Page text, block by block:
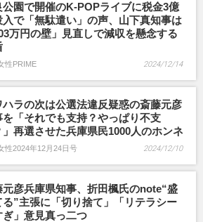
公園で開催のK-POPライブに税金3億
入で「無駄遣い」の声、山下真知事は
万円の壁」見直しで減収を懸念する
性PRIME 2024/12/14
ハラの次は公選法違反疑惑の斎藤元彦
を「それでも支持？やっぱり不支
」再選させた兵庫県民1000人のホンネ
性2024年12月24日号 2024/12/10
元彦兵庫県知事、折田楓氏のnote“盛
る”主張に「切り捨て」「リテラシー
ぎ」意見真っ二つ